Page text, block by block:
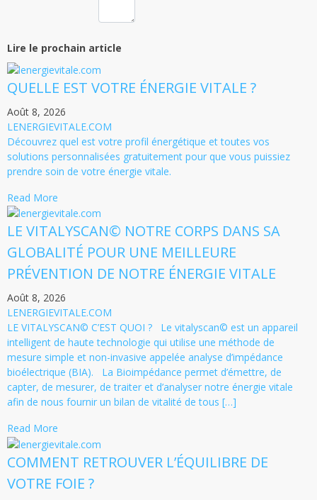
Lire le prochain article
QUELLE EST VOTRE ÉNERGIE VITALE ?
Août 8, 2026
LENERGIEVITALE.COM
Découvrez quel est votre profil énergétique et toutes vos
solutions personnalisées gratuitement pour que vous puissiez
prendre soin de votre énergie vitale.
Read More
LE VITALYSCAN© NOTRE CORPS DANS SA
GLOBALITÉ POUR UNE MEILLEURE
PRÉVENTION DE NOTRE ÉNERGIE VITALE
Août 8, 2026
LENERGIEVITALE.COM
LE VITALYSCAN© C’EST QUOI ? Le vitalyscan© est un appareil
intelligent de haute technologie qui utilise une méthode de
mesure simple et non-invasive appelée analyse d’impédance
bioélectrique (BIA). La Bioimpédance permet d’émettre, de
capter, de mesurer, de traiter et d’analyser notre énergie vitale
afin de nous fournir un bilan de vitalité de tous […]
Read More
COMMENT RETROUVER L’ÉQUILIBRE DE
VOTRE FOIE ?